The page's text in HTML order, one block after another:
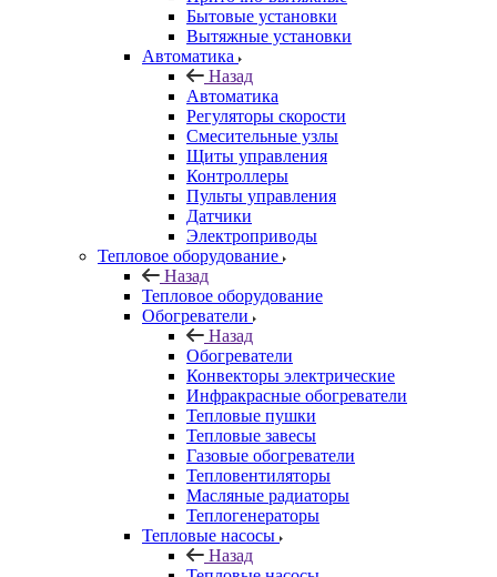
Бытовые установки
Вытяжные установки
Автоматика
Назад
Автоматика
Регуляторы скорости
Смесительные узлы
Щиты управления
Контроллеры
Пульты управления
Датчики
Электроприводы
Тепловое оборудование
Назад
Тепловое оборудование
Обогреватели
Назад
Обогреватели
Конвекторы электрические
Инфракрасные обогреватели
Тепловые пушки
Тепловые завесы
Газовые обогреватели
Тепловентиляторы
Масляные радиаторы
Теплогенераторы
Тепловые насосы
Назад